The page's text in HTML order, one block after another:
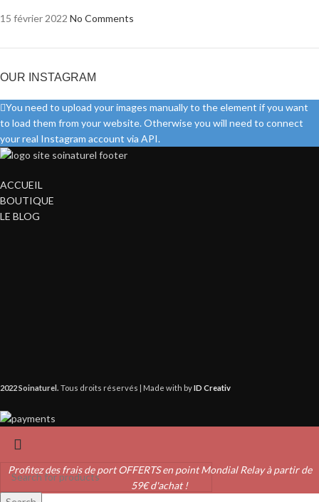
15 février 2022 No Comments
OUR INSTAGRAM
You need to upload your images manually to the element if you want
to load them from your website. Otherwise you will need to connect
your real Instagram account via API.
ACCUEIL
BOUTIQUE
LE BLOG
2022 Soinaturel. Tous droits réservés | Made with byID Creativ
Profitez des frais de port OFFERTS en point Mondial Relay à partir de
59€ d'achat !